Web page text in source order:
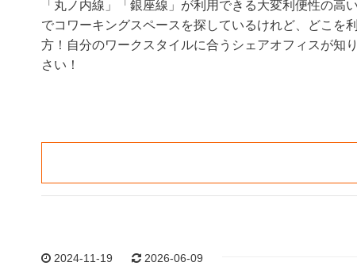
「丸ノ内線」「銀座線」が利用できる大変利便性の高
でコワーキングスペースを探しているけれど、どこを
方！自分のワークスタイルに合うシェアオフィスが知
さい！
2024-11-19 2026-06-09